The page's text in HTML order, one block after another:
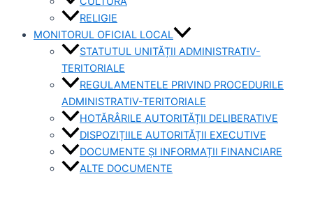
RELIGIE
MONITORUL OFICIAL LOCAL
STATUTUL UNITĂȚII ADMINISTRATIV-
TERITORIALE
REGULAMENTELE PRIVIND PROCEDURILE
ADMINISTRATIV-TERITORIALE
HOTĂRÂRILE AUTORITĂȚII DELIBERATIVE
DISPOZIȚIILE AUTORITĂȚII EXECUTIVE
DOCUMENTE ȘI INFORMAȚII FINANCIARE
ALTE DOCUMENTE